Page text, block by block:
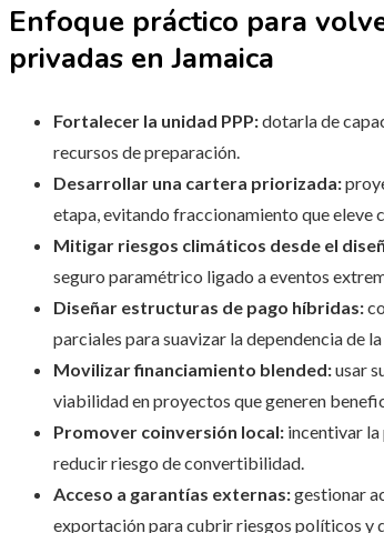
Enfoque práctico para
privadas en Jamaica
Fortalecer la unidad PPP:dotarla de
recursos de preparación.
Desarrollar una cartera priorizada:
etapa, evitando fraccionamiento que eleve
Mitigar riesgos climáticos desde el
seguro paramétrico ligado a eventos
Diseñar estructuras de pago híbridas:
parciales para suavizar la dependencia de
Movilizar financiamiento blended:usar
viabilidad en proyectos que generen
Promover coinversión local: incentivar
reducir riesgo de convertibilidad.
Acceso a garantías externas:gestionar
exportación para cubrir riesgos políticos y